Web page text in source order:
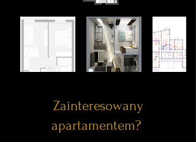
Zainteresowany
apartamentem?